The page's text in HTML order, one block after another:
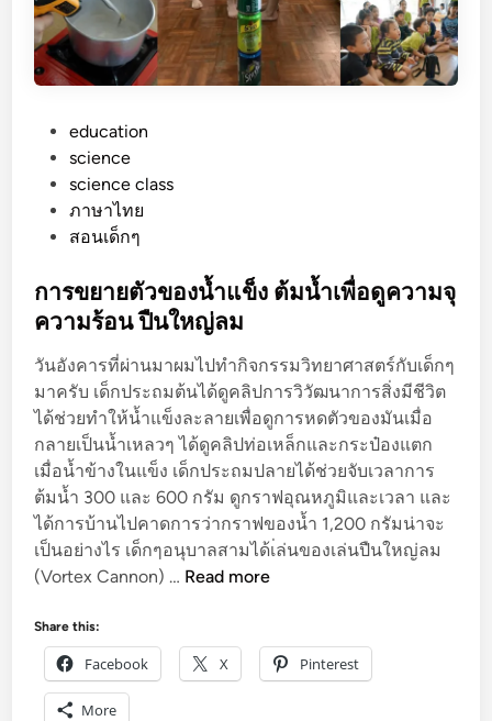
i
n
education
science
science class
ภาษาไทย
สอนเด็กๆ
การขยายตัวของน้ำแข็ง ต้มน้ำเพื่อดูความจุ
ความร้อน ปืนใหญ่ลม
วันอังคารที่ผ่านมาผมไปทำกิจกรรมวิทยาศาสตร์กับเด็กๆ
มาครับ เด็กประถมต้นได้ดูคลิปการวิวัฒนาการสิ่งมีชีวิต
ได้ช่วยทำให้น้ำแข็งละลายเพื่อดูการหดตัวของมันเมื่อ
กลายเป็นน้ำเหลวๆ ได้ดูคลิปท่อเหล็กและกระป๋องแตก
เมื่อน้ำข้างในแข็ง เด็กประถมปลายได้ช่วยจับเวลาการ
ต้มน้ำ 300 และ 600 กรัม ดูกราฟอุณหภูมิและเวลา และ
ได้การบ้านไปคาดการว่ากราฟของน้ำ 1,200 กรัมน่าจะ
เป็นอย่างไร เด็กๆอนุบาลสามได้เ่ล่นของเล่นปืนใหญ่ลม
(Vortex Cannon) … ก
ข
ย
Read more
Share this:
Facebook X Pinterest
More